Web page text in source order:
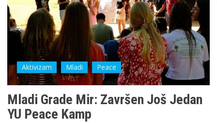
Aktivizam Mladi Peace
Mladi Grade Mir: Završеn Još Jedan
YU Peace Kamp